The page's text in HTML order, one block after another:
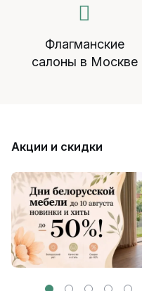
Флагманские
салоны в Москве
Акции и скидки